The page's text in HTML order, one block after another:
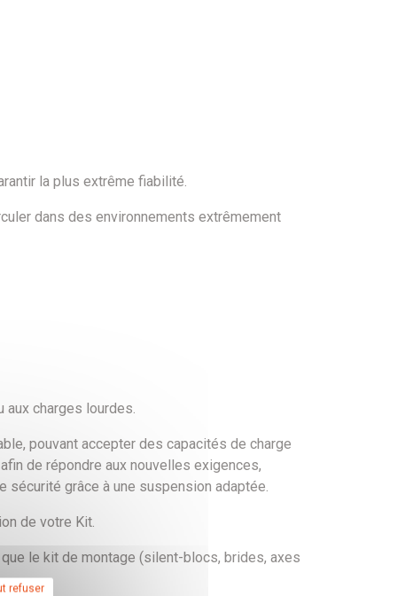
la plus extrême fiabilité.
dans des environnements extrêmement
charges lourdes.
pouvant accepter des capacités de charge
de répondre aux nouvelles exigences,
grâce à une suspension adaptée.
de votre Kit.
le kit de montage (silent-blocs, brides, axes
refuser